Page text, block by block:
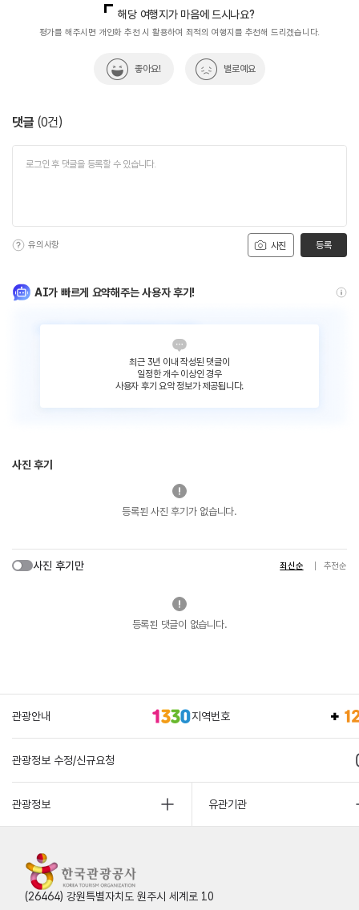
해당 여행지가 마음에 드시나요?
평가를 해주시면 개인화 추천 시 활용하여 최적의 여행지를 추천해 드리겠습니다.
좋아요! 별로예요
댓글 (0건)
사진
유의사항 등록
AI가 빠르게 요약해주는 사용자 후기!
최근 3년 이내 작성된 댓글이
일정한 개수 이상인 경우
사용자 후기 요약 정보가 제공됩니다.
사진 후기
등록된 사진 후기가 없습니다.
사진 후기만 최신순 추천순
등록된 댓글이 없습니다.
관광안내 지역번호
관광정보 수정/신규요청
관광정보 유관기관
(26464) 강원특별자치도 원주시 세계로 10